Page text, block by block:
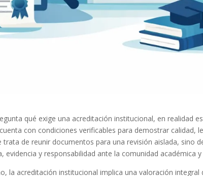
qué exige una acreditación institucional, en realidad
con condiciones verificables para demostrar calidad,
de reunir documentos para una revisión aislada, sino
evidencia y responsabilidad ante la comunidad académica
la acreditación institucional implica una valoración integral